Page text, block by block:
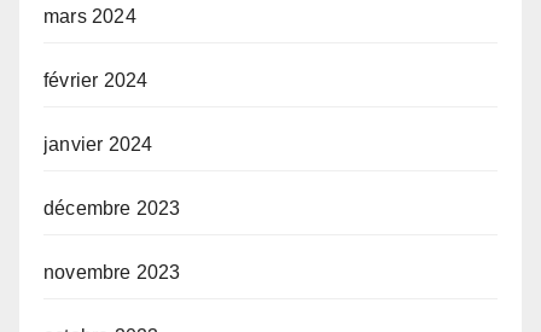
mars 2024
février 2024
janvier 2024
décembre 2023
novembre 2023